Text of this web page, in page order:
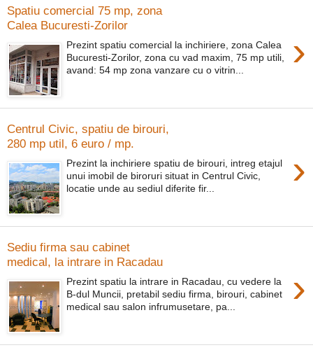
Spatiu comercial 75 mp, zona
Calea Bucuresti-Zorilor
›
Prezint spatiu comercial la inchiriere, zona Calea
Bucuresti-Zorilor, zona cu vad maxim, 75 mp utili,
avand: 54 mp zona vanzare cu o vitrin...
Centrul Civic, spatiu de birouri,
280 mp util, 6 euro / mp.
›
Prezint la inchiriere spatiu de birouri, intreg etajul
unui imobil de biroruri situat in Centrul Civic,
locatie unde au sediul diferite fir...
Sediu firma sau cabinet
medical, la intrare in Racadau
›
Prezint spatiu la intrare in Racadau, cu vedere la
B-dul Muncii, pretabil sediu firma, birouri, cabinet
medical sau salon infrumusetare, pa...